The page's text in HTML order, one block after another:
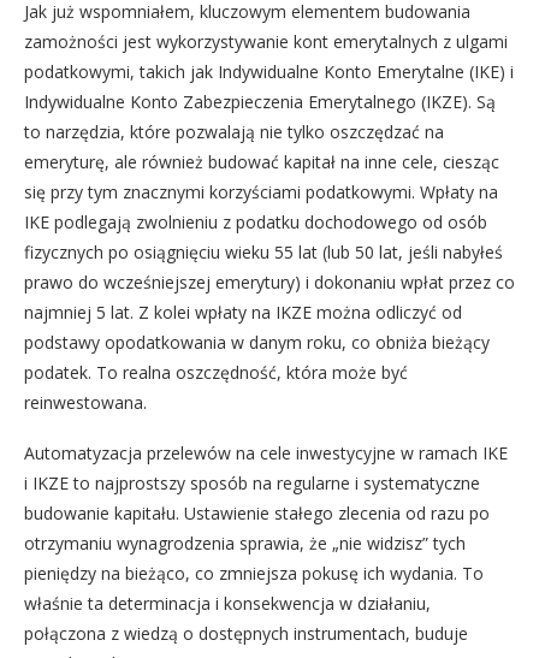
Jak już wspomniałem, kluczowym elementem budowania
zamożności jest wykorzystywanie kont emerytalnych z ulgami
podatkowymi, takich jak Indywidualne Konto Emerytalne (IKE) i
Indywidualne Konto Zabezpieczenia Emerytalnego (IKZE). Są
to narzędzia, które pozwalają nie tylko oszczędzać na
emeryturę, ale również budować kapitał na inne cele, ciesząc
się przy tym znacznymi korzyściami podatkowymi. Wpłaty na
IKE podlegają zwolnieniu z podatku dochodowego od osób
fizycznych po osiągnięciu wieku 55 lat (lub 50 lat, jeśli nabyłeś
prawo do wcześniejszej emerytury) i dokonaniu wpłat przez co
najmniej 5 lat. Z kolei wpłaty na IKZE można odliczyć od
podstawy opodatkowania w danym roku, co obniża bieżący
podatek. To realna oszczędność, która może być
reinwestowana.
Automatyzacja przelewów na cele inwestycyjne w ramach IKE
i IKZE to najprostszy sposób na regularne i systematyczne
budowanie kapitału. Ustawienie stałego zlecenia od razu po
otrzymaniu wynagrodzenia sprawia, że „nie widzisz” tych
pieniędzy na bieżąco, co zmniejsza pokusę ich wydania. To
właśnie ta determinacja i konsekwencja w działaniu,
połączona z wiedzą o dostępnych instrumentach, buduje